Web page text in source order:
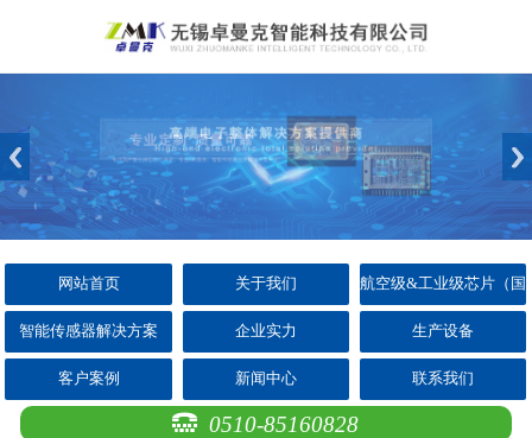
网站首页 关于我们 航空级&工业级芯片（国
产替代）
智能传感器解决方案 企业实力 生产设备
客户案例 新闻中心 联系我们
0510-85160828